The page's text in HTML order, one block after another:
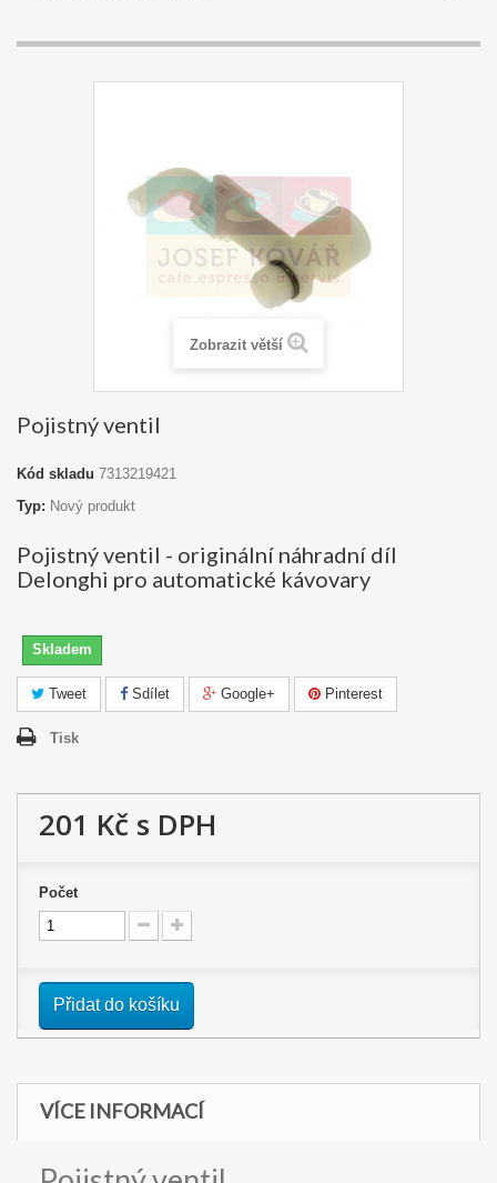
Zobrazit větší
Pojistný ventil
Kód skladu 7313219421
Typ: Nový produkt
Pojistný ventil - originální náhradní díl
Delonghi pro automatické kávovary
Skladem
Tweet Sdílet Google+ Pinterest
Tisk
201 Kč s DPH
Počet
Přidat do košíku
VÍCE INFORMACÍ